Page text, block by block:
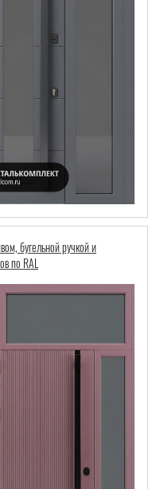
бугельной ручкой и
по RAL